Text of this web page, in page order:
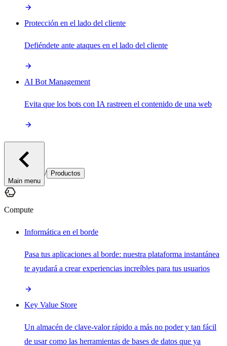
Protección en el lado del cliente
Defiéndete ante ataques en el lado del cliente
AI Bot Management
Evita que los bots con IA rastreen el contenido de una web
Main menu
/ Productos
Compute
Informática en el borde
Pasa tus aplicaciones al borde: nuestra plataforma instantánea
te ayudará a crear experiencias increíbles para tus usuarios
Key Value Store
Un almacén de clave-valor rápido a más no poder y tan fácil
de usar como las herramientas de bases de datos que ya